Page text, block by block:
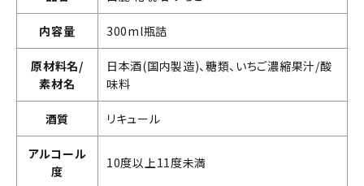
内容量 300ml瓶詰
原材料名/
素材名
日本酒(国内製造)、糖類、いちご濃縮果汁/酸
味料
酒質 リキュール
アルコール
度
10度以上11度未満